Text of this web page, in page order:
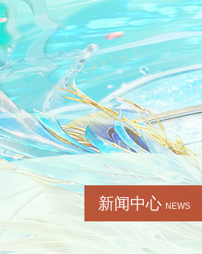
新闻中心 NEWS